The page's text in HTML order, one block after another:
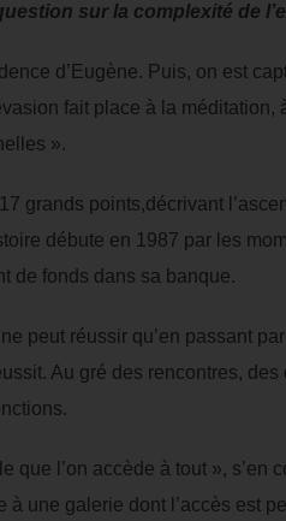
sur la complexité de
d’Eugène. Puis, on est
fait place à la
».
grands points,décrivant
débute en 1987 par les
de fonds dans sa banque.
peut réussir qu’en passant
Au gré des rencontres,
que l’on accède à tout »,
à une galerie dont l’accès est